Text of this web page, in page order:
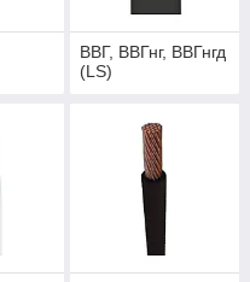
ВВГ, ВВГнг, ВВГнгд
(LS)